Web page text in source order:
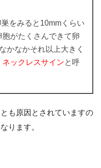
をみると10mmくらい
がたくさんできて卵
かなかそれ以上大きく
ネックレスサインと呼
も原因とされていますの
ります。